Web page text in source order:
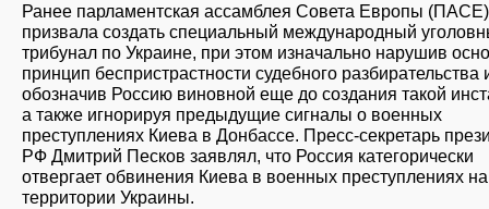
Ранее парламентская ассамблея Совета Европы (ПАСЕ)
призвала создать специальный международный
трибунал по Украине, при этом изначально нарушив
принцип беспристрастности судебного разбирательства
обозначив Россию виновной еще до создания такой
а также игнорируя предыдущие сигналы о военных
преступлениях Киева в Донбассе. Пресс-секретарь
РФ Дмитрий Песков заявлял, что Россия категорически
отвергает обвинения Киева в военных преступлениях на
территории Украины.